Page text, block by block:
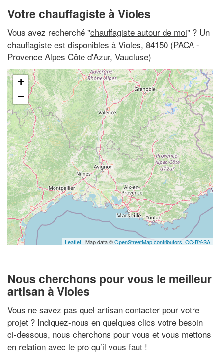
Votre chauffagiste à Violes
Vous avez recherché "chauffagiste autour de moi" ? Un
chauffagiste est disponibles à Violes, 84150 (PACA -
Provence Alpes Côte d'Azur, Vaucluse)
+
−
Leaflet | Map data ©OpenStreetMap contributors, CC-BY-SA
Nous cherchons pour vous le meilleur
artisan à Violes
Vous ne savez pas quel artisan contacter pour votre
projet ? Indiquez-nous en quelques clics votre besoin
ci-dessous, nous cherchons pour vous et vous mettons
en relation avec le pro qu’il vous faut !